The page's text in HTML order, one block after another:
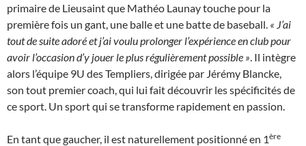
primaire de Lieusaint que Mathéo Launay touche pour la
première fois un gant, une balle et une batte de baseball. « J’ai
tout de suite adoré et j’ai voulu prolonger l’expérience en club pour
avoir l’occasion d’y jouer le plus régulièrement possible » . Il intègre
alors l’équipe 9U des Templiers, dirigée par Jérémy Blancke,
son tout premier coach, qui lui fait découvrir les spécificités de
ce sport. Un sport qui se transforme rapidement en passion.
En tant que gaucher, il est naturellement positionné en 1ère